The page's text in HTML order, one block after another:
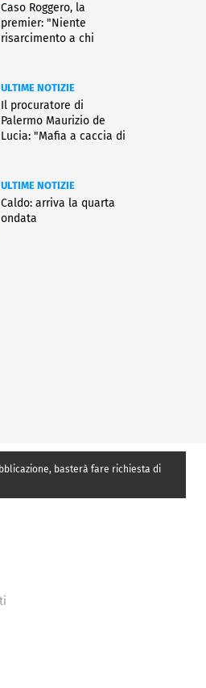
Caso Roggero, la
premier: "Niente
risarcimento a chi
ULTIME NOTIZIE
Il procuratore di
Palermo Maurizio de
Lucia: "Mafia a caccia di
ULTIME NOTIZIE
Caldo: arriva la quarta
ondata
basterà fare richiesta di